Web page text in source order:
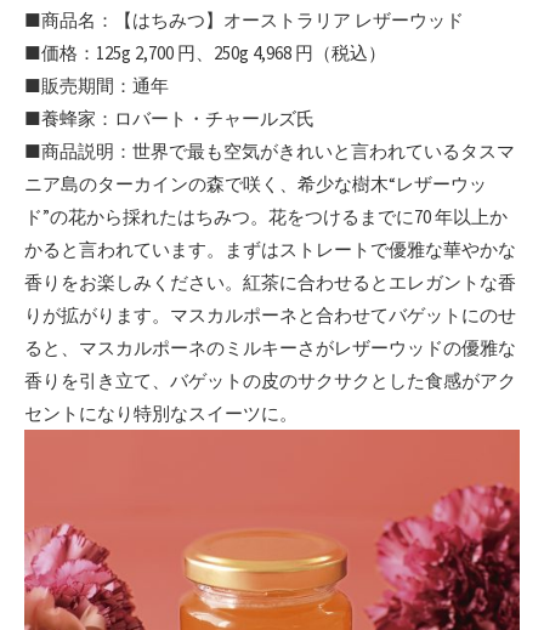
■商品名：【はちみつ】オーストラリア レザーウッド
■価格：125g 2,700 円、250g 4,968 円（税込）
■販売期間：通年
■養蜂家：ロバート・チャールズ氏
■商品説明：世界で最も空気がきれいと言われているタスマ
ニア島のターカインの森で咲く、希少な樹木“レザーウッ
ド”の花から採れたはちみつ。花をつけるまでに70 年以上か
かると言われています。まずはストレートで優雅な華やかな
香りをお楽しみください。紅茶に合わせるとエレガントな香
りが拡がります。マスカルポーネと合わせてバゲットにのせ
ると、マスカルポーネのミルキーさがレザーウッドの優雅な
香りを引き立て、バゲットの皮のサクサクとした食感がアク
セントになり特別なスイーツに。